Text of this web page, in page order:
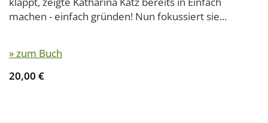
machen - einfach gründen! Nun fokussiert sie...
» zum Buch
20,00 €